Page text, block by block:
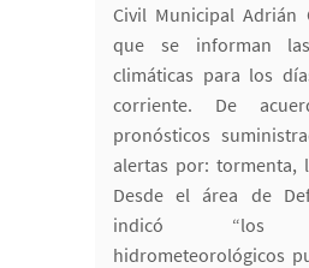
Civil Municipal Adrián
que se informan
climáticas para los
corriente. De
pronósticos
alertas por: tormenta,
Desde el área de
indicó “los
hidrometeorológicos